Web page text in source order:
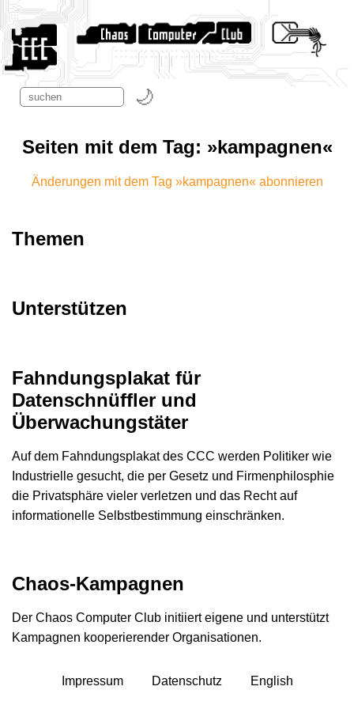
Seiten mit dem Tag: »kampagnen«
Änderungen mit dem Tag »kampagnen« abonnieren
Themen
Unterstützen
Fahndungsplakat für
Datenschnüffler und
Überwachungstäter
Auf dem Fahndungsplakat des CCC werden Politiker wie
Industrielle gesucht, die per Gesetz und Firmenphilosphie
die Privatsphäre vieler verletzen und das Recht auf
informationelle Selbstbestimmung einschränken.
Chaos-Kampagnen
Der Chaos Computer Club initiiert eigene und unterstützt
Kampagnen kooperierender Organisationen.
Impressum Datenschutz English